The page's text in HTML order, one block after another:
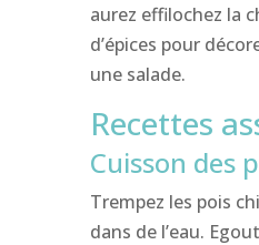
aurez effilochez la
d’épices pour
une salade.
Recettes
Cuisson des
Trempez les pois
dans de l’eau.